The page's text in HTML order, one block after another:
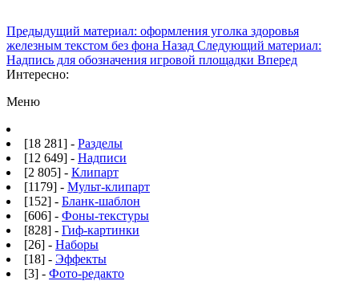
Предыдущий материал: оформления уголка здоровья
железным текстом без фона Назад Следующий материал:
Надпись для обозначения игровой площадки Вперед
Интересно:
Меню
[18 281] - Разделы
[12 649] - Надписи
[2 805] - Клипарт
[1179] - Мульт-клипарт
[152] - Бланк-шаблон
[606] - Фоны-текстуры
[828] - Гиф-картинки
[26] - Наборы
[18] - Эффекты
[3] - Фото-редакто